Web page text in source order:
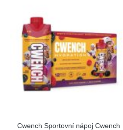
Cwench Sportovní nápoj Cwench